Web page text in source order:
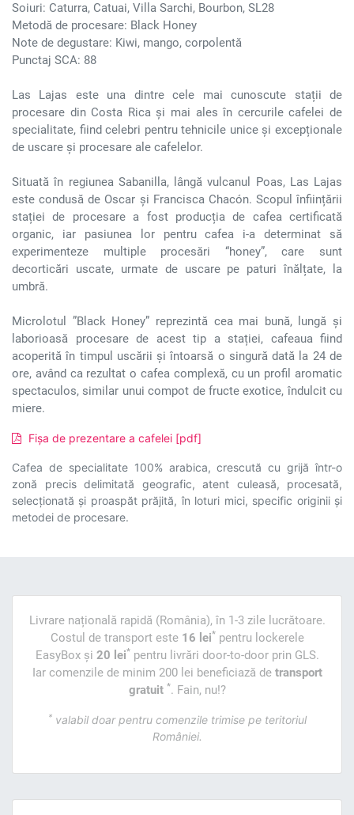
Soiuri: Caturra, Catuai, Villa Sarchi, Bourbon, SL28
Metodă de procesare: Black Honey
Note de degustare: Kiwi, mango, corpolentă
Punctaj SCA: 88
Las Lajas este una dintre cele mai cunoscute stații de
procesare din Costa Rica și mai ales în cercurile cafelei de
specialitate, fiind celebri pentru tehnicile unice și excepționale
de uscare și procesare ale cafelelor.
Situată în regiunea Sabanilla, lângă vulcanul Poas, Las Lajas
este condusă de Oscar și Francisca Chacón. Scopul înființării
stației de procesare a fost producția de cafea certificată
organic, iar pasiunea lor pentru cafea i-a determinat să
experimenteze multiple procesări “honey”, care sunt
decorticări uscate, urmate de uscare pe paturi înălțate, la
umbră.
Microlotul ”Black Honey” reprezintă cea mai bună, lungă și
laborioasă procesare de acest tip a stației, cafeaua fiind
acoperită în timpul uscării și întoarsă o singură dată la 24 de
ore, având ca rezultat o cafea complexă, cu un profil aromatic
spectaculos, similar unui compot de fructe exotice, îndulcit cu
miere.
Fișa de prezentare a cafelei [pdf]
Cafea de specialitate 100% arabica, crescută cu grijă într-o
zonă precis delimitată geografic, atent culeasă, procesată,
selecționată și proaspăt prăjită, în loturi mici, specific originii și
metodei de procesare.
Livrare națională rapidă (România), în 1-3 zile lucrătoare.
Costul de transport este 16 lei* pentru lockerele
EasyBox și 20 lei* pentru livrări door-to-door prin GLS.
Iar comenzile de minim 200 lei beneficiază de transport
gratuit *. Fain, nu!?
*valabil doar pentru comenzile trimise pe teritoriul
României.